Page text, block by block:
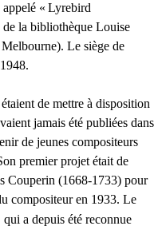
« Lyrebird
la bibliothèque Louise
Le siège de
de mettre à disposition
jamais été publiées dans
de jeunes compositeurs
premier projet était de
Couperin (1668-1733) pour
compositeur en 1933. Le
a depuis été reconnue